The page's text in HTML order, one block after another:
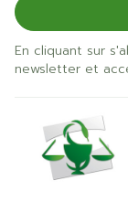
En cliquant sur
newsletter et